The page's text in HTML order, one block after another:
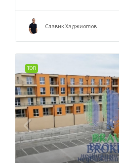
Славик Хаджиоглов
ТОП